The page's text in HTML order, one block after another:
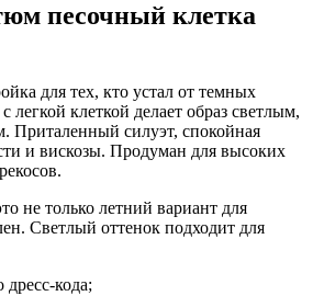
песочный клетка
для тех, кто устал от темных
легкой клеткой делает образ светлым,
Приталенный силуэт, спокойная
и вискозы. Продуман для высоких
не только летний вариант для
Светлый оттенок подходит для
дресс-кода;